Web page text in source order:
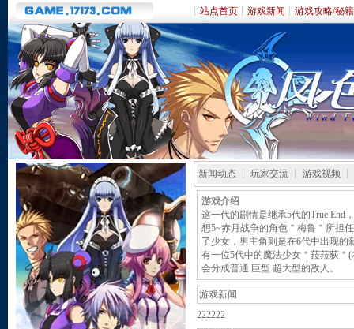
┊ 站点首页 ┊ 游戏新闻 ┊ 游戏攻略/秘
新闻动态 ┊ 玩家交流 ┊ 游戏视频
游戏介绍
这一代的剧情是继承5代的True End
想5~赤月战争的角色＂梅鲁＂所担
了少女，男主角则是在6代中出现
有一位5代中的魔法少女＂菈菈荻＂
会分成普通.巨型.超大型的敌人
游戏新闻
222222